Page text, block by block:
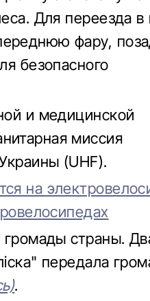
Для переезда в
фару,
безопасного
и медицинской
миссия
(UHF).
на
страны.
передала
.